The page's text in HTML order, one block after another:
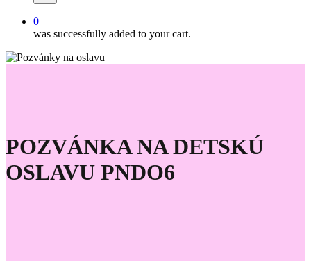
0
was successfully added to your cart.
POZVÁNKA NA DETSKÚ
OSLAVU PNDO6